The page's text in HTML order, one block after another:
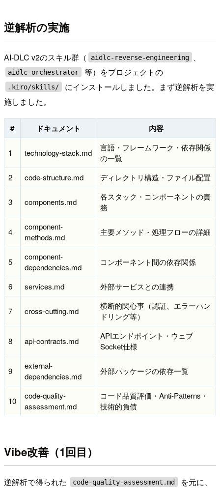
逆解析の実施
AI-DLC v2のスキル群（ aidlc-reverse-engineering
aidlc-orchestrator 等）をプロジェクトの
.kiro/skills/
にインストールしました。まず逆解析を実
施しました。
# ドキュメント 内容
1 technology-stack.md
言語・フレームワーク・依存関係
の一覧
2
code-structure.md ディレクトリ構造・ファイル配置
3 components.md
各スタック・コンポーネントの責
務
4
component-
methods.md
主要メソッド・処理フローの詳細
5
component-
dependencies.md
コンポーネント間の依存関係
6 services.md 外部サービスとの連携
7 cross-cutting.md
横断的関心事（認証、エラーハン
ドリング等）
8 api-contracts.md
APIエンドポイント・ウェブ
Socket仕様
9
external-
dependencies.md
外部パッケージの依存一覧
10
code-quality-
assessment.md
コード品質評価・Anti-Patterns・
技術的負債
Vibe改善（1回目）
逆解析で得られた code-quality-assessment.md
を元に、